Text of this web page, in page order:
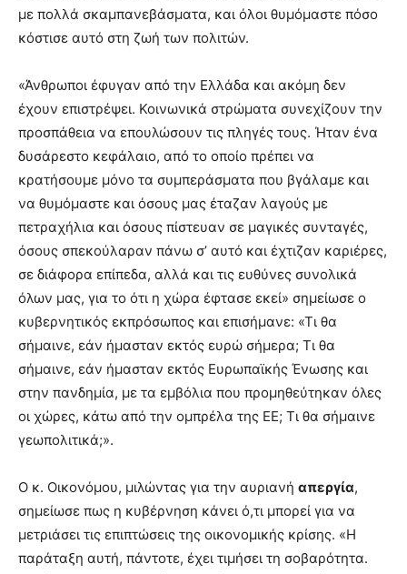
με πολλά σκαμπανεβάσματα, και όλοι θυμόμαστε πόσο
κόστισε αυτό στη ζωή των πολιτών.
«Άνθρωποι έφυγαν από την Ελλάδα και ακόμη δεν
έχουν επιστρέψει. Κοινωνικά στρώματα συνεχίζουν την
προσπάθεια να επουλώσουν τις πληγές τους. Ήταν ένα
δυσάρεστο κεφάλαιο, από το οποίο πρέπει να
κρατήσουμε μόνο τα συμπεράσματα που βγάλαμε και
να θυμόμαστε και όσους μας έταζαν λαγούς με
πετραχήλια και όσους πίστευαν σε μαγικές συνταγές,
όσους σπεκούλαραν πάνω σ’ αυτό και έχτιζαν καριέρες,
σε διάφορα επίπεδα, αλλά και τις ευθύνες συνολικά
όλων μας, για το ότι η χώρα έφτασε εκεί» σημείωσε ο
κυβερνητικός εκπρόσωπος και επισήμανε: «Τι θα
σήμαινε, εάν ήμασταν εκτός ευρώ σήμερα; Τι θα
σήμαινε, εάν ήμασταν εκτός Ευρωπαϊκής Ένωσης και
στην πανδημία, με τα εμβόλια που προμηθεύτηκαν όλες
οι χώρες, κάτω από την ομπρέλα της ΕΕ; Τι θα σήμαινε
γεωπολιτικά;».
Ο κ. Οικονόμου, μιλώντας για την αυριανή απεργία,
σημείωσε πως η κυβέρνηση κάνει ό,τι μπορεί για να
μετριάσει τις επιπτώσεις της οικονομικής κρίσης. «Η
παράταξη αυτή, πάντοτε, έχει τιμήσει τη σοβαρότητα.